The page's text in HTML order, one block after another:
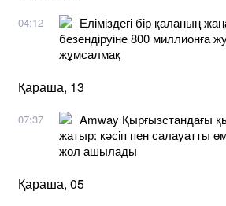
04:12
Еліміздегі бір қаланың
безендіруіне 800 миллионға
жұмсалмақ
Қараша, 13
07:37
Amway Қырғызстандағы
жатыр: кәсіп пен салауатты
жол ашылады
Қараша, 05